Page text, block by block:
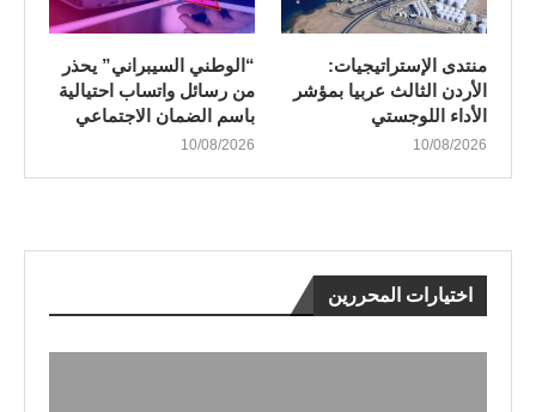
منتدى الإستراتيجيات:
الأردن الثالث عربيا بمؤشر
الأداء اللوجستي
10/08/2026
“الوطني السيبراني” يحذر
من رسائل واتساب احتيالية
باسم الضمان الاجتماعي
10/08/2026
اختيارات المحررين